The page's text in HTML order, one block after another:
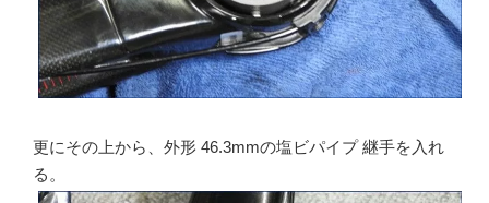
更にその上から、外形 46.3mmの塩ビパイプ 継手を入れ
る。